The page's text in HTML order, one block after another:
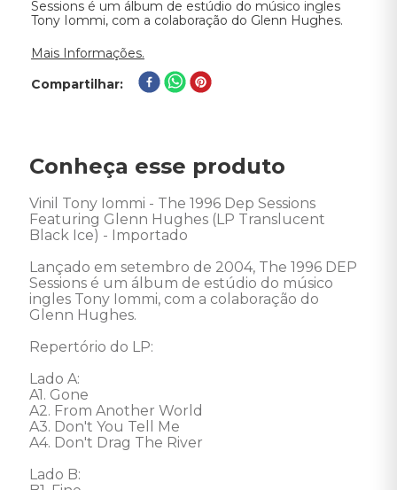
Sessions é um álbum de estúdio do músico ingles
Tony Iommi, com a colaboração do Glenn Hughes.
Mais Informações.
Compartilhar
Conheça esse produto
Vinil Tony Iommi - The 1996 Dep Sessions
Featuring Glenn Hughes (LP Translucent
Black Ice) - Importado
Lançado em setembro de 2004, The 1996 DEP
Sessions é um álbum de estúdio do músico
ingles Tony Iommi, com a colaboração do
Glenn Hughes.
Repertório do LP:
Lado A:
A1. Gone
A2. From Another World
A3. Don't You Tell Me
A4. Don't Drag The River
Lado B: